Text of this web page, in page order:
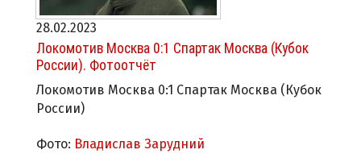
28.02.2023
Локомотив Москва 0:1 Спартак Москва (Кубок
России). Фотоотчёт
Локомотив Москва 0:1 Спартак Москва (Кубок
России)
Фото: Владислав Зарудний